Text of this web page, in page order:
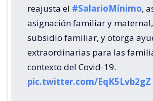
reajusta el #SalarioMínimo,
asignación familiar y
subsidio familiar, y otorga
extraordinarias para las
contexto del Covid-19.
pic.twitter.com/EqK5Lvb2gZ